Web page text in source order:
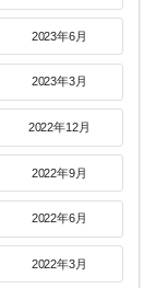
2023年6月
2023年3月
2022年12月
2022年9月
2022年6月
2022年3月